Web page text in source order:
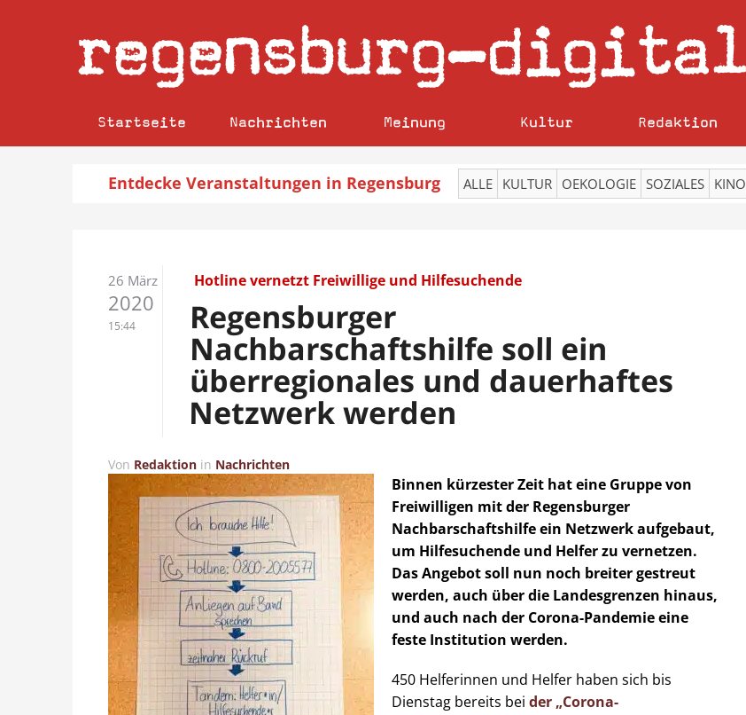
regensburg–digital
Startseite Nachrichten Meinung Kultur Redaktion
Entdecke Veranstaltungen in Regensburg ALLE KULTUR OEKOLOGIE SOZIALES KINO
26 März
2020
15:44
Hotline vernetzt Freiwillige und Hilfesuchende
Regensburger
Nachbarschaftshilfe soll ein
überregionales und dauerhaftes
Netzwerk werden
Von Redaktion in Nachrichten
Binnen kürzester Zeit hat eine Gruppe von
Freiwilligen mit der Regensburger
Nachbarschaftshilfe ein Netzwerk aufgebaut,
um Hilfesuchende und Helfer zu vernetzen.
Das Angebot soll nun noch breiter gestreut
werden, auch über die Landesgrenzen hinaus,
und auch nach der Corona-Pandemie eine
feste Institution werden.
450 Helferinnen und Helfer haben sich bis
Dienstag bereits bei der „Corona-